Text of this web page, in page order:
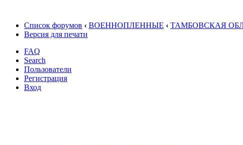
Список форумов ‹ ВОЕННОПЛЕННЫЕ ‹ ТАМБОВСКАЯ
Версия для печати
FAQ
Search
Пользователи
Регистрация
Вход